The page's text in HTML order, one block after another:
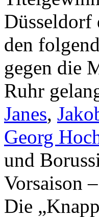
Düsseldorf
den
gegen die
Ruhr
Janes,
Georg
und
Vorsaison
Die